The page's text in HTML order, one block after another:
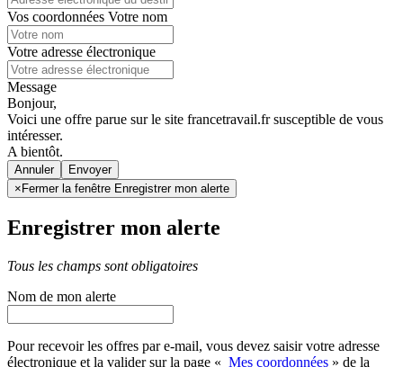
Vos coordonnées Votre nom
Votre adresse électronique
Message
Bonjour,
Voici une offre parue sur le site francetravail.fr susceptible de vous
intéresser.
A bientôt.
Annuler
× Fermer la fenêtre Enregistrer mon alerte
Enregistrer mon alerte
Tous les champs sont obligatoires
Nom de mon alerte
Pour recevoir les offres par e-mail, vous devez saisir votre adresse
électronique et la valider sur la page « Mes coordonnées » de la